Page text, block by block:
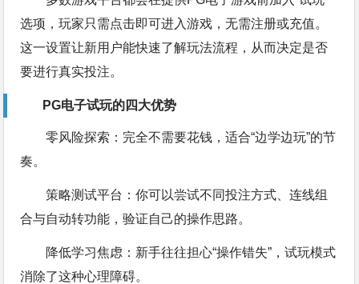
选项，玩家只需点击即可进入游戏，无需注册或充值。
这一设置让新用户能快速了解玩法流程，从而决定是否
要进行真实投注。
PG电子试玩的四大优势
零风险探索：完全不需要花钱，适合“边学边玩”的节
奏。
策略测试平台：你可以尝试不同投注方式、连线组
合与自动转功能，验证自己的操作思路。
降低学习焦虑：新手往往担心“操作错失”，试玩模式
消除了这种心理障碍。